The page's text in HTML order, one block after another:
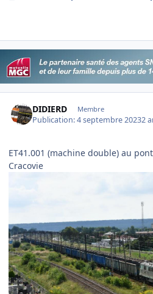
DIDIERD Membre
Publication:4 septembre 20232
ET41.001 (machine double) au
Cracovie